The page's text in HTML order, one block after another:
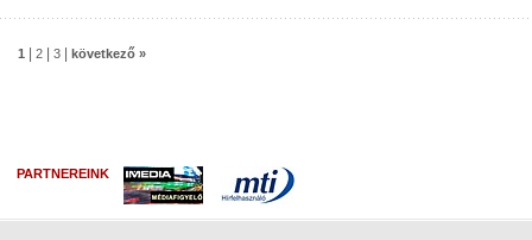
1 2 3 következő »
PARTNEREINK